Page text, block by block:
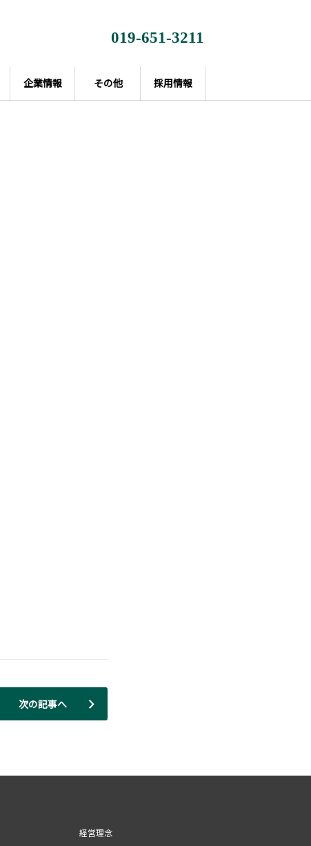
019-651-3211
企業情報 その他 採用情報
次の記事へ
経営理念